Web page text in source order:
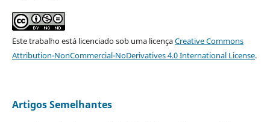
Este trabalho está licenciado sob uma licençaCreative Commons
Attribution-NonCommercial-NoDerivatives 4.0 International License.
Artigos Semelhantes